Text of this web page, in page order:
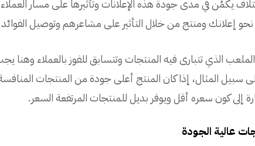
يكمُن في مدى جودة هذه الإعلانات وتأثيرها على مسار
نحو إعلانك ومنتج من خلال التأثير على مشاعرهم وتوصيل الفوائد
الملعب الذي تتبارى فيه المنتجات وتتسابق للفوز بالعملاء
سبيل المثال، إذا كان المنتج أعلى جودة من المنتجات
إلى كون سعره أقل ويوفر بديل للمنتجات المرتفعة السعر.